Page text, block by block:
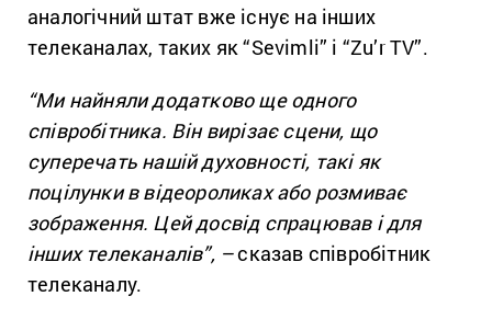
аналогічний штат вже існує на інших
телеканалах, таких як “Sevimli” і “Zu’r TV”.
“Ми найняли додатково ще одного
співробітника. Він вирізає сцени, що
суперечать нашій духовності, такі як
поцілунки в відеороликах або розмиває
зображення. Цей досвід спрацював і для
інших телеканалів”, –сказав співробітник
телеканалу.